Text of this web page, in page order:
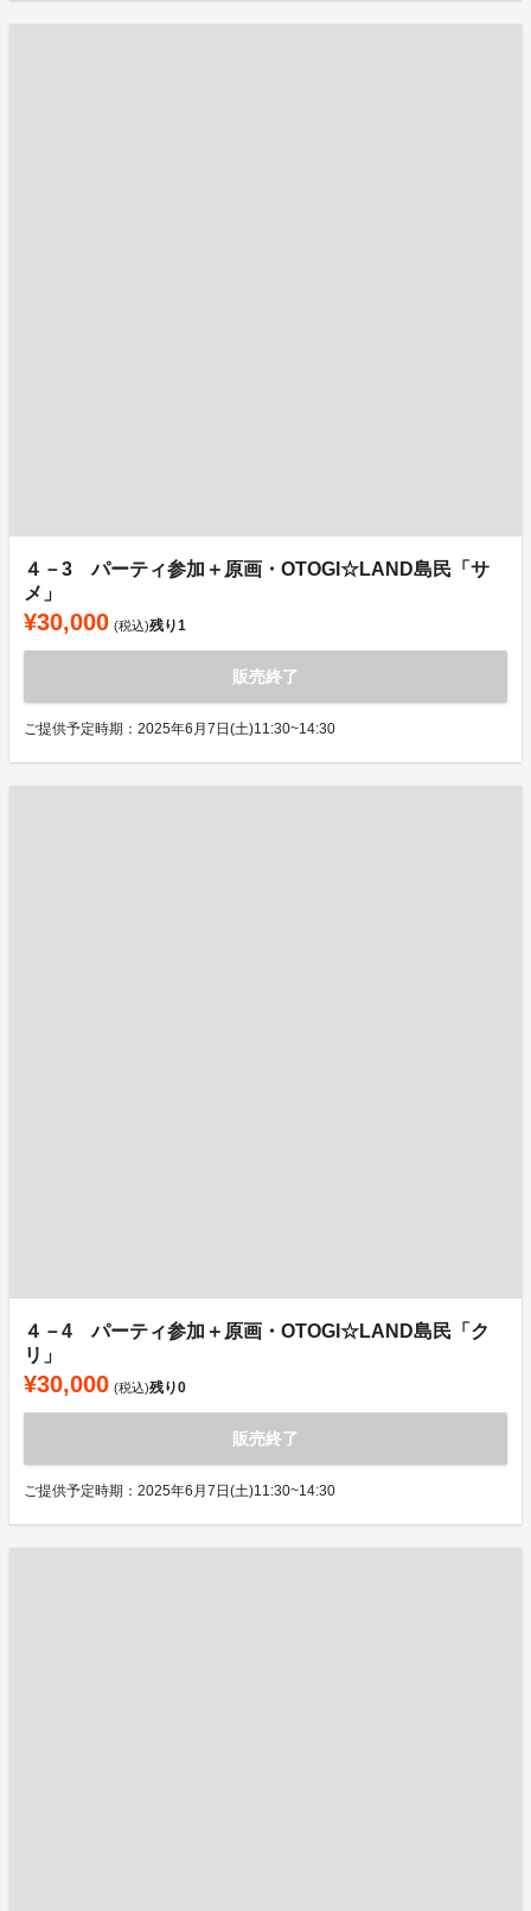
４－3 パーティ参加＋原画・OTOGI☆LAND島民「サ
メ」
¥30,000 (税込)残り1
販売終了
ご提供予定時期：2025年6月7日(土)11:30~14:30
４－4 パーティ参加＋原画・OTOGI☆LAND島民「ク
リ」
¥30,000 (税込)残り0
販売終了
ご提供予定時期：2025年6月7日(土)11:30~14:30